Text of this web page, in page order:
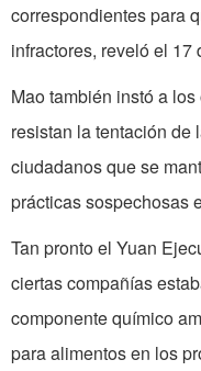
correspondientes para
infractores, reveló el
Mao también instó a
resistan la tentación
ciudadanos que se
prácticas sospechosas
Tan pronto el Yuan
ciertas compañías
componente químico
para alimentos en los